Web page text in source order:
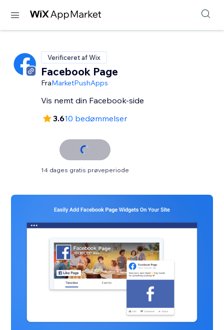
Verificeret af Wix
Facebook Page
FraMarketPushApps
Vis nemt din Facebook-side
3.610 bedømmelser
14 dages gratis prøveperiode